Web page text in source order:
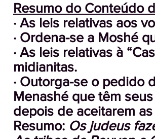
Resumo do Conteúdo
· As leis relativas aos
· Ordena-se a Moshé
· As leis relativas à
midianitas.
· Outorga-se o pedido
Menashé que têm
depois de aceitarem
Resumo: Os judeus